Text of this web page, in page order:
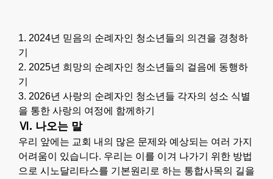
1. 2024년 믿음의 순례자인 청소년들의 의견을 경청하
기
2. 2025년 희망의 순례자인 청소년들의 걸음에 동행하
기
3. 2026년 사랑의 순례자인 청소년들 각자의 성소 식별
을 통한 사랑의 여정에 함께하기
Ⅵ. 나오는 말
우리 앞에는 교회 내의 많은 문제와 예상되는 여러 가지
어려움이 있습니다. 우리는 이를 이겨 나가기 위한 방법
으로 시노달리타스를 기본원리로 하는 통합사목의 길을